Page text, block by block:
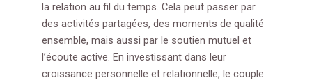
la relation au fil du temps. Cela peut passer par
des activités partagées, des moments de qualité
ensemble, mais aussi par le soutien mutuel et
l’écoute active. En investissant dans leur
croissance personnelle et relationnelle, le couple